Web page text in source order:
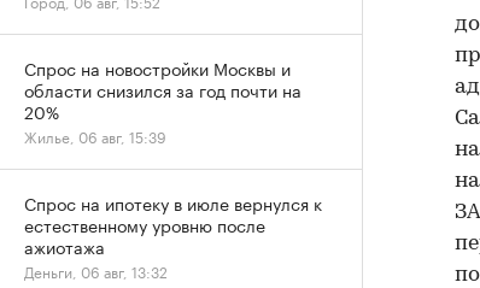
Спрос на новостройки Москвы и
области снизился за год почти на
20%
Жилье, 06 авг, 15:39
Спрос на ипотеку в июле вернулся к
естественному уровню после
ажиотажа
Деньги, 06 авг, 13:32